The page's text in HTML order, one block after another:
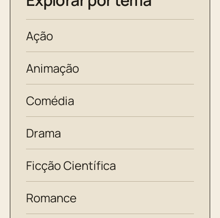
Ação
Animação
Comédia
Drama
Ficção Científica
Romance